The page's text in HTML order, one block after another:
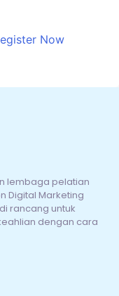
Now
lembaga pelatian
Digital Marketing
rancang untuk
dengan cara